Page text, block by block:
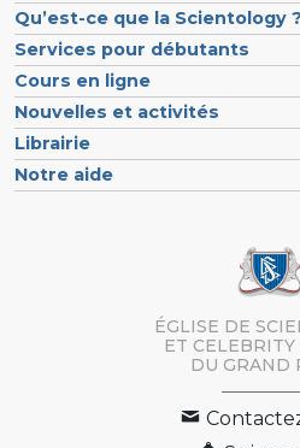
Qu’est-ce que la Scientology ?
Services pour débutants
Cours en ligne
Nouvelles et activités
Librairie
Notre aide
ÉGLISE DE
ET CELEBRITY
DU GRAND